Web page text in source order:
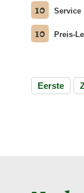
10 Service
10 Preis-
Eerste